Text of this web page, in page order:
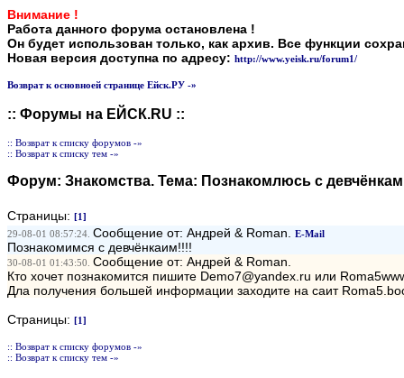
Внимание !
Работа данного форума остановлена !
Он будет использован только, как архив. Все функции
Новая версия доступна по адресу: http://www.yeisk.ru/forum1/
Возврат к основноей странице Ейск.РУ -»
:: Форумы на ЕЙСК.RU ::
:: Возврат к списку форумов -»
:: Возврат к списку тем -»
Форум: Знакомства. Тема: Познакомлюсь с
Страницы: [1]
29-08-01 08:57:24. Сообщение от: Андрей & Roman. E-Mail
Познакомимся с девчёнкаим!!!!
30-08-01 01:43:50. Сообщение от: Андрей & Roman.
Кто хочет познакомится пишите Demo7@yandex.ru или
Дла получения большей информации заходите на саит
Страницы: [1]
:: Возврат к списку форумов -»
:: Возврат к списку тем -»